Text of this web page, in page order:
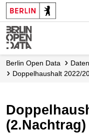
Skip
to
main
content
Berlin Open Data
Doppelhaushalt 2022/
(2.Nachtrag)